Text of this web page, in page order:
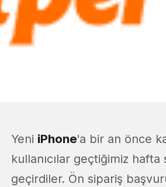
Yeni iPhone'a bir an önce
kullanıcılar geçtiğimiz hafta
geçirdiler. Ön sipariş